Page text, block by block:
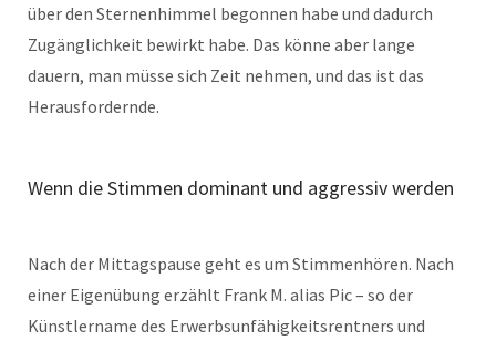
über den Sternenhimmel begonnen habe und dadurch
Zugänglichkeit bewirkt habe. Das könne aber lange
dauern, man müsse sich Zeit nehmen, und das ist das
Herausfordernde.
Wenn die Stimmen dominant und aggressiv werden
Nach der Mittagspause geht es um Stimmenhören. Nach
einer Eigenübung erzählt Frank M. alias Pic – so der
Künstlername des Erwerbsunfähigkeitsrentners und